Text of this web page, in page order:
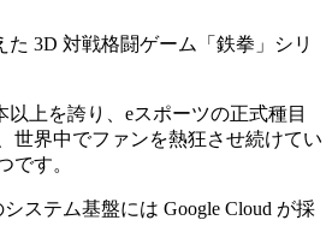
た 3D 対戦格闘ゲーム「鉄拳」シリ
以上を誇り、eスポーツの正式種目
世界中でファンを熱狂させ続けてい
です。
ステム基盤には Google Cloud が採